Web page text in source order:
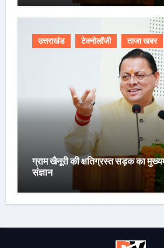
उत्तराखंड टेक्नोलॉजी ताजा खबर
ग्राम खैनूरी की क्षतिग्रस्त सड़क का
संज्ञान